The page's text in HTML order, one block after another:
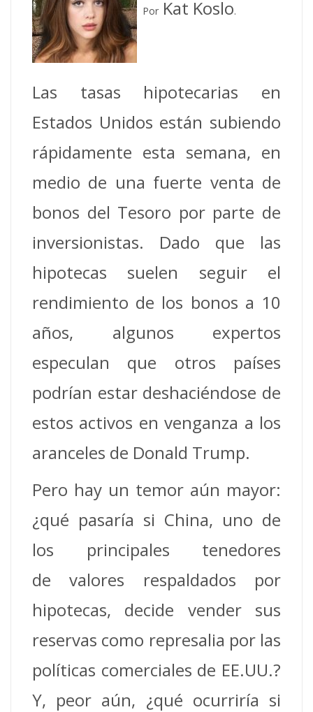
Por Kat Koslo.
Las tasas hipotecarias en
Estados Unidos están subiendo
rápidamente esta semana, en
medio de una fuerte venta de
bonos del Tesoro por parte de
inversionistas. Dado que las
hipotecas suelen seguir el
rendimiento de los bonos a 10
años, algunos expertos
especulan que otros países
podrían estar deshaciéndose de
estos activos en venganza a los
aranceles de Donald Trump.
Pero hay un temor aún mayor:
¿qué pasaría si China, uno de
los principales tenedores
de valores respaldados por
hipotecas, decide vender sus
reservas como represalia por las
políticas comerciales de EE.UU.?
Y, peor aún, ¿qué ocurriría si